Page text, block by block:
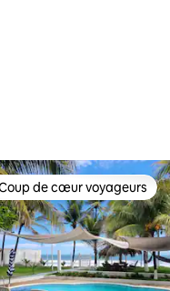
sur la base de 101
de cœur voyageurs les
de cœur voyageurs